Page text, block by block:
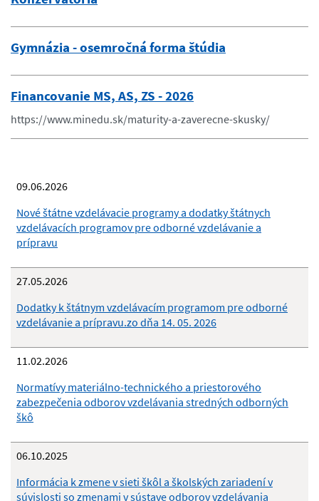
Gymnázia - osemročná forma štúdia
Financovanie MS, AS, ZS - 2026
https://www.minedu.sk/maturity-a-zaverecne-skusky/
09.06.2026
Nové štátne vzdelávacie programy a dodatky štátnych
vzdelávacích programov pre odborné vzdelávanie a
prípravu
27.05.2026
Dodatky k štátnym vzdelávacím programom pre odborné
vzdelávanie a prípravu.zo dňa 14. 05. 2026
11.02.2026
Normatívy materiálno-technického a priestorového
zabezpečenia odborov vzdelávania stredných odborných
škô
06.10.2025
Informácia k zmene v sieti škôl a školských zariadení v
súvislosti so zmenami v sústave odborov vzdelávania